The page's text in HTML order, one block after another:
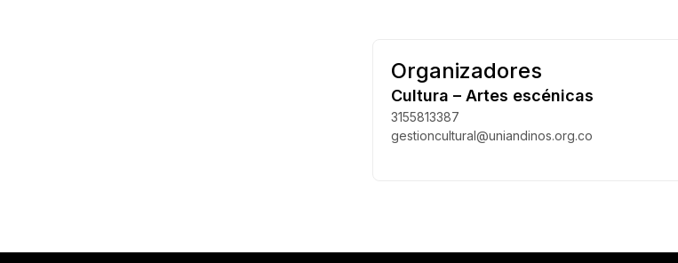
Organizadores
Cultura – Artes escénicas
3155813387
gestioncultural@uniandinos.org.co